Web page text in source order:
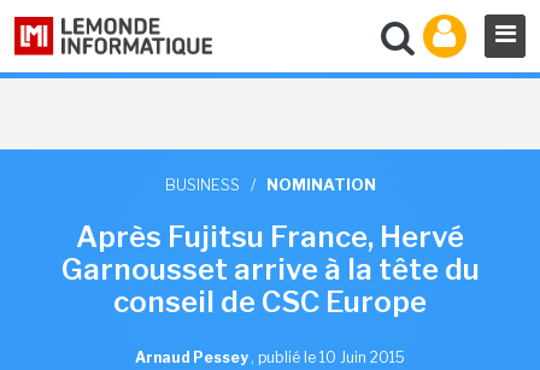
BUSINESS / NOMINATION
Après Fujitsu France, Hervé
Garnousset arrive à la tête du
conseil de CSC Europe
Arnaud Pessey , publié le 10 Juin 2015